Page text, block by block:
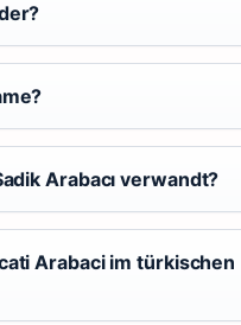
Arabacı verwandt?
Arabaci im türkischen